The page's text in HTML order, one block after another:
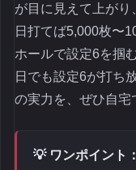
が目に見えて上が
日打てば5,000枚〜
ホールで設定6を掴
日でも設定6が打ち
の実力を、ぜひ自宅
💡 ワンポイント：